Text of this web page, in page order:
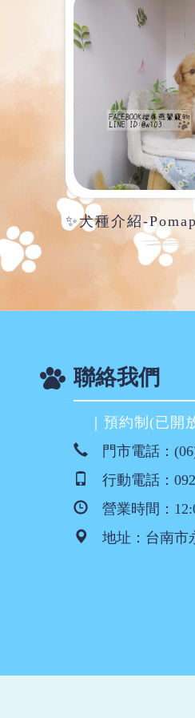
聯絡我們
｜預約制(已開
門市電話：
行動電話：
營業時間：
地址： 台南市